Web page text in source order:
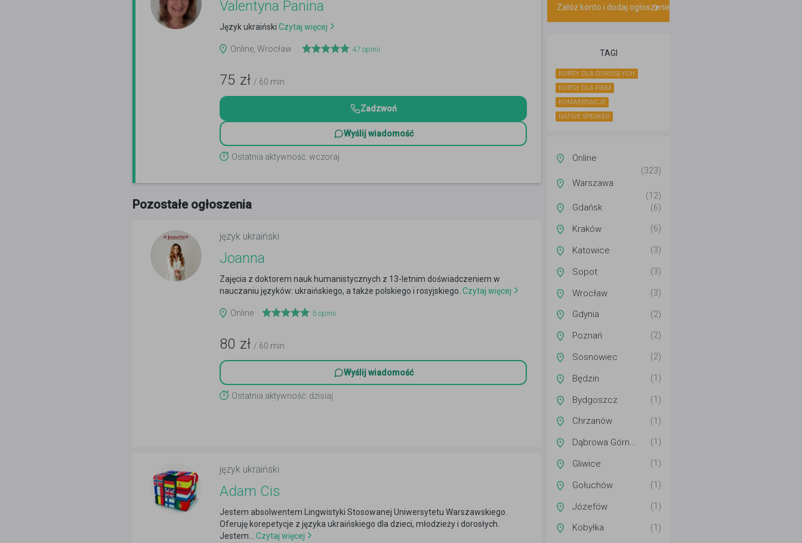
Valentyna Panina
Język ukraiński Czytaj więcej
Online, Wrocław 47 opinii
75 zł / 60 min
Zadzwoń
Wyślij wiadomość
Ostatnia aktywność: wczoraj
Pozostałe ogłoszenia
język ukraiński
Joanna
Zajęcia z doktorem nauk humanistycznych z 13-letnim doświadczeniem w
nauczaniu języków: ukraińskiego, a także polskiego i rosyjskiego. Czytaj więcej
Online 5 opinii
80 zł / 60 min
Wyślij wiadomość
Ostatnia aktywność: dzisiaj
język ukraiński
Adam Cis
Jestem absolwentem Lingwistyki Stosowanej Uniwersytetu Warszawskiego.
Oferuję korepetycje z języka ukraińskiego dla dzieci, młodzieży i dorosłych.
Jestem...
Czytaj więcej
Załóż konto i dodaj ogłoszenie
TAGI
KURSY DLA DOROSŁYCH
KURSY DLA FIRM
KONWERSACJE
NATIVE SPEAKER
Online
(323)
Warszawa
(12)
Gdańsk (6)
Kraków (6)
Katowice (3)
Sopot (3)
Wrocław (3)
Gdynia (2)
Poznań (2)
Sosnowiec (2)
Będzin (1)
Bydgoszcz (1)
Chrzanów (1)
Dąbrowa Górnicza (1)
Gliwice (1)
Gołuchów (1)
Józefów (1)
Kobyłka (1)